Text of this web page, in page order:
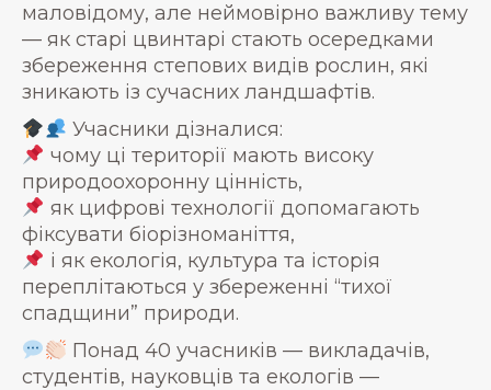
маловідому, але неймовірно важливу тему
— як старі цвинтарі стають осередками
збереження степових видів рослин, які
зникають із сучасних ландшафтів.
Учасники дізналися:
чому ці території мають високу
природоохоронну цінність,
як цифрові технології допомагають
фіксувати біорізноманіття,
і як екологія, культура та історія
переплітаються у збереженні “тихої
спадщини” природи.
Понад 40 учасників — викладачів,
студентів, науковців та екологів —